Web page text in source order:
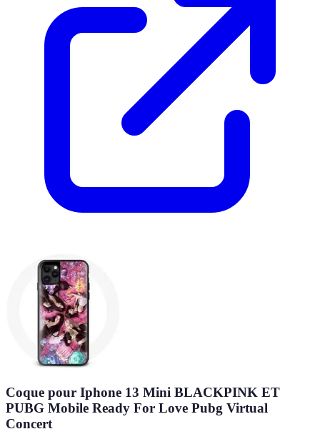
Coque pour Iphone 13 Mini BLACKPINK ET
PUBG Mobile Ready For Love Pubg Virtual
Concert